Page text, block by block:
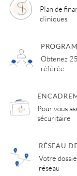
Plan de
cliniques.
Obtenez
référée.
Pour vous
sécuritaire
RÉSEAU
Votre
réseau